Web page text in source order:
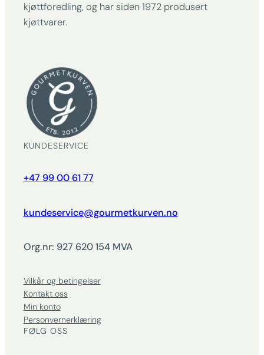
kjøttforedling, og har siden 1972 produsert
kjøttvarer.
KUNDESERVICE
+47 99 00 61 77
kundeservice@gourmetkurven.no
Org.nr: 927 620 154 MVA
Vilkår og betingelser
Kontakt oss
Min konto
Personvernerklæring
FØLG OSS